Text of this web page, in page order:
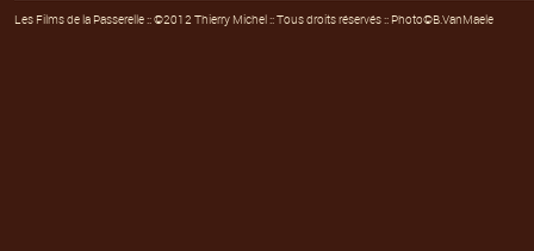
Les Films de la Passerelle:: ©2012 Thierry Michel :: Tous droits réservés :: Photo©B.VanMaele